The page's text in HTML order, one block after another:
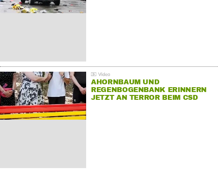
AHORNBAUM UND
REGENBOGENBANK ERINNERN
JETZT AN TERROR BEIM CSD